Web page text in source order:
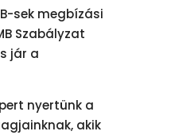
sek megbízási
Szabályzat
jár a
nyertünk a
akik